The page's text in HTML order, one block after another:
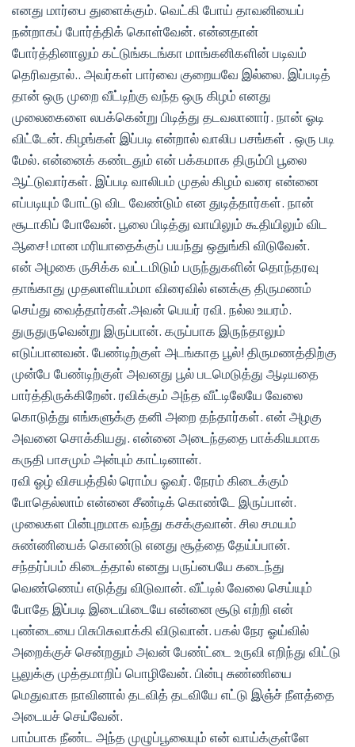
எனது மார்பை துளைக்கும். வெட்கி போய் தாவனியைப்
நன்றாகப் போர்த்திக் கொள்வேன். என்னதான்
போர்த்தினாலும் கட்டுங்கடங்கா மாங்கனிகளின் படிவம்
தெரிவதால்.. அவர்கள் பார்வை குறையவே இல்லை. இப்படித்
தான் ஒரு முறை வீட்டிற்கு வந்த ஒரு கிழம் எனது
முலைகைளை லபக்கென்று பிடித்து தடவலானார். நான் ஓடி
விட்டேன். கிழங்கள் இப்படி என்றால் வாலிப பசங்கள் . ஒரு படி
மேல். என்னைக் கண்டதும் என் பக்கமாக திரும்பி பூலை
ஆட்டுவார்கள். இப்படி வாலிபம் முதல் கிழம் வரை என்னை
எப்படியும் போட்டு விட வேண்டும் என துடித்தார்கள். நான்
சூடாகிப் போவேன். பூலை பிடித்து வாயிலும் கூதியிலும் விட
ஆசை! மான மரியாதைக்குப் பயந்து ஒதுங்கி விடுவேன்.
என் அழகை ருசிக்க வட்டமிடும் பருந்துகளின் தொந்தரவு
தாங்காது முதலாளியம்மா விரைவில் எனக்கு திருமணம்
செய்து வைத்தார்கள்.அவன் பெயர் ரவி. நல்ல உயரம்.
துருதுருவென்று இருப்பான். கருப்பாக இருந்தாலும்
எடுப்பானவன். பேண்டிற்குள் அடங்காத பூல்! திருமணத்திற்கு
முன்பே பேண்டிற்குள் அவனது பூல் படமெடுத்து ஆடியதை
பார்த்திருக்கிறேன். ரவிக்கும் அந்த வீட்டிலேயே வேலை
கொடுத்து எங்களுக்கு தனி அறை தந்தார்கள். என் அழகு
அவனை சொக்கியது. என்னை அடைந்ததை பாக்கியமாக
கருதி பாசமும் அன்பும் காட்டினான்.
ரவி ஓழ் விசயத்தில் ரொம்ப ஓவர். நேரம் கிடைக்கும்
போதெல்லாம் என்னை சீண்டிக் கொண்டே இருப்பான்.
முலைகள பின்புறமாக வந்து கசக்குவான். சில சமயம்
சுண்ணியைக் கொண்டு எனது சூத்தை தேய்ப்பான்.
சந்தர்ப்பம் கிடைத்தால் எனது பருப்பையே கடைந்து
வெண்ணெய் எடுத்து விடுவான். வீட்டில் வேலை செய்யும்
போதே இப்படி இடையிடையே என்னை சூடு எற்றி என்
புண்டையை பிசுபிசுவாக்கி விடுவான். பகல் நேர ஓய்வில்
அறைக்குச் சென்றதும் அவன் பேண்ட்டை உருவி எறிந்து விட்டு
பூலுக்கு முத்தமாறிப் பொழிவேன். பின்பு சுண்ணியை
மெதுவாக நாவினால் தடவித் தடவியே எட்டு இஞ்ச் நீளத்தை
அடையச் செய்வேன்.
பாம்பாக நீண்ட அந்த முழுப்பூலையும் என் வாய்க்குள்ளே